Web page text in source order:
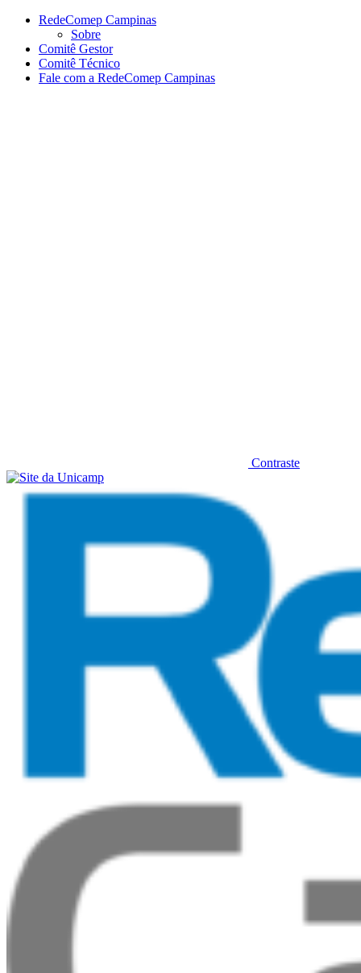
Conteúdo principal Menu principal
RedeComep Campinas
Sobre
Comitê Gestor
Comitê Técnico
Fale com a RedeComep Campinas
Contraste